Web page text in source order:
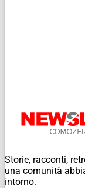
Storie, racconti,
una comunità
intorno.